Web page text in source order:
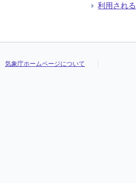
利用され
気象庁ホームページについて